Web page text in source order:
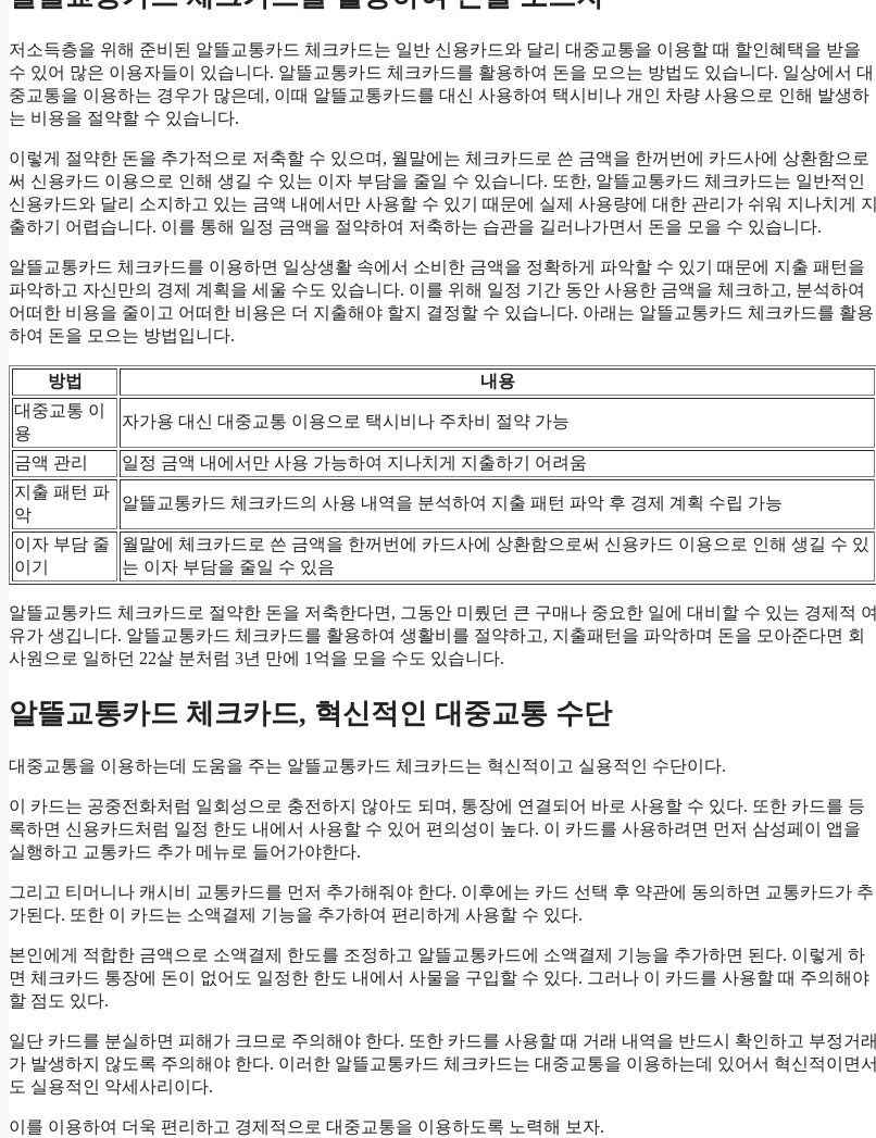
저소득층을 위해 준비된 알뜰교통카드 체크카드는 일반 신용카드와 달리 대중교통을 이용할 때 할인혜택을 받을
수 있어 많은 이용자들이 있습니다. 알뜰교통카드 체크카드를 활용하여 돈을 모으는 방법도 있습니다. 일상에서 대
중교통을 이용하는 경우가 많은데, 이때 알뜰교통카드를 대신 사용하여 택시비나 개인 차량 사용으로 인해 발생하
는 비용을 절약할 수 있습니다.
이렇게 절약한 돈을 추가적으로 저축할 수 있으며, 월말에는 체크카드로 쓴 금액을 한꺼번에 카드사에 상환함으로
써 신용카드 이용으로 인해 생길 수 있는 이자 부담을 줄일 수 있습니다. 또한, 알뜰교통카드 체크카드는 일반적인
신용카드와 달리 소지하고 있는 금액 내에서만 사용할 수 있기 때문에 실제 사용량에 대한 관리가 쉬워 지나치게 지
출하기 어렵습니다. 이를 통해 일정 금액을 절약하여 저축하는 습관을 길러나가면서 돈을 모을 수 있습니다.
알뜰교통카드 체크카드를 이용하면 일상생활 속에서 소비한 금액을 정확하게 파악할 수 있기 때문에 지출 패턴을
파악하고 자신만의 경제 계획을 세울 수도 있습니다. 이를 위해 일정 기간 동안 사용한 금액을 체크하고, 분석하여
어떠한 비용을 줄이고 어떠한 비용은 더 지출해야 할지 결정할 수 있습니다. 아래는 알뜰교통카드 체크카드를 활용
하여 돈을 모으는 방법입니다.
방법
내용
대중교통 이
용
자가용 대신 대중교통 이용으로 택시비나 주차비 절약 가능
금액 관리
일정 금액 내에서만 사용 가능하여 지나치게 지출하기 어려움
지출 패턴 파
악
알뜰교통카드 체크카드의 사용 내역을 분석하여 지출 패턴 파악 후 경제 계획 수립 가능
이자 부담 줄
이기
월말에 체크카드로 쓴 금액을 한꺼번에 카드사에 상환함으로써 신용카드 이용으로 인해 생길 수 있
는 이자 부담을 줄일 수 있음
알뜰교통카드 체크카드로 절약한 돈을 저축한다면, 그동안 미뤘던 큰 구매나 중요한 일에 대비할 수 있는 경제적 여
유가 생깁니다. 알뜰교통카드 체크카드를 활용하여 생활비를 절약하고, 지출패턴을 파악하며 돈을 모아준다면 회
사원으로 일하던 22살 분처럼 3년 만에 1억을 모을 수도 있습니다.
알뜰교통카드 체크카드, 혁신적인 대중교통 수단
대중교통을 이용하는데 도움을 주는 알뜰교통카드 체크카드는 혁신적이고 실용적인 수단이다.
이 카드는 공중전화처럼 일회성으로 충전하지 않아도 되며, 통장에 연결되어 바로 사용할 수 있다. 또한 카드를 등
록하면 신용카드처럼 일정 한도 내에서 사용할 수 있어 편의성이 높다. 이 카드를 사용하려면 먼저 삼성페이 앱을
실행하고 교통카드 추가 메뉴로 들어가야한다.
그리고 티머니나 캐시비 교통카드를 먼저 추가해줘야 한다. 이후에는 카드 선택 후 약관에 동의하면 교통카드가 추
가된다. 또한 이 카드는 소액결제 기능을 추가하여 편리하게 사용할 수 있다.
본인에게 적합한 금액으로 소액결제 한도를 조정하고 알뜰교통카드에 소액결제 기능을 추가하면 된다. 이렇게 하
면 체크카드 통장에 돈이 없어도 일정한 한도 내에서 사물을 구입할 수 있다. 그러나 이 카드를 사용할 때 주의해야
할 점도 있다.
일단 카드를 분실하면 피해가 크므로 주의해야 한다. 또한 카드를 사용할 때 거래 내역을 반드시 확인하고 부정거래
가 발생하지 않도록 주의해야 한다. 이러한 알뜰교통카드 체크카드는 대중교통을 이용하는데 있어서 혁신적이면서
도 실용적인 악세사리이다.
이를 이용하여 더욱 편리하고 경제적으로 대중교통을 이용하도록 노력해 보자.